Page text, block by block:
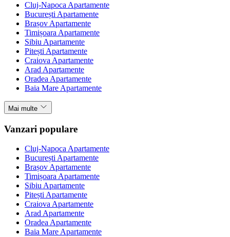
Cluj-Napoca Apartamente
București Apartamente
Brașov Apartamente
Timișoara Apartamente
Sibiu Apartamente
Pitești Apartamente
Craiova Apartamente
Arad Apartamente
Oradea Apartamente
Baia Mare Apartamente
Mai multe
Vanzari populare
Cluj-Napoca Apartamente
București Apartamente
Brașov Apartamente
Timișoara Apartamente
Sibiu Apartamente
Pitești Apartamente
Craiova Apartamente
Arad Apartamente
Oradea Apartamente
Baia Mare Apartamente